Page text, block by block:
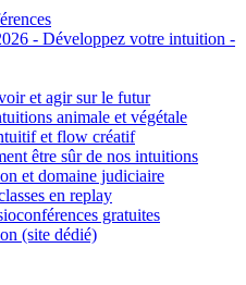
- Développez votre intuition -
et agir sur le futur
animale et végétale
et flow créatif
être sûr de nos intuitions
et domaine judiciaire
en replay
gratuites
(site dédié)